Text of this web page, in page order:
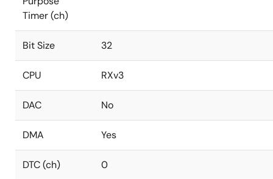
Timer (ch)
Bit Size 32
CPU RXv3
DAC No
DMA Yes
DTC (ch) 0